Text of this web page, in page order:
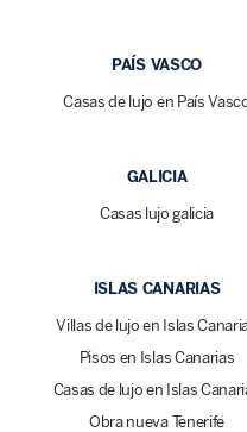
PAÍS VASCO
Casas de lujo en País
GALICIA
Casas lujo galicia
ISLAS CANARIAS
Villas de lujo en Islas
Pisos en Islas Canarias
Casas de lujo en Islas
Obra nueva Tenerife